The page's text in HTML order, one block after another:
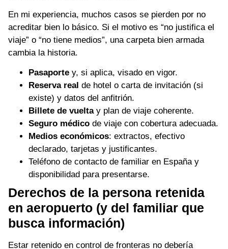
En mi experiencia, muchos casos se pierden por no
acreditar bien lo básico. Si el motivo es “no justifica el
viaje” o “no tiene medios”, una carpeta bien armada
cambia la historia.
Pasaporte y, si aplica, visado en vigor.
Reserva real de hotel o carta de invitación (si
existe) y datos del anfitrión.
Billete de vueltay plan de viaje coherente.
Seguro médico de viaje con cobertura adecuada.
Medios económicos: extractos, efectivo
declarado, tarjetas y justificantes.
Teléfono de contacto de familiar en España y
disponibilidad para presentarse.
Derechos de la persona retenida
en aeropuerto (y del familiar que
busca información)
Estar retenido en control de fronteras no debería